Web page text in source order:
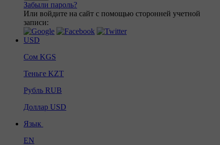
Забыли пароль?
Или войдите на сайт с помощью сторонней учетной
записи:
USD
Сом KGS
Теньге KZT
Рубль RUB
Доллар USD
Язык
EN